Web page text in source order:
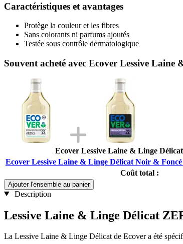
Caractéristiques et avantages
Protège la couleur et les fibres
Sans colorants ni parfums ajoutés
Testée sous contrôle dermatologique
Souvent acheté avec Ecover Lessive
Ecover Lessive Laine & Linge
Ecover Lessive Laine & Linge Délicat Noir &
Coût total :
Ajouter l'ensemble au panier
Description
Lessive Laine & Linge Délicat
La Lessive Laine & Linge Délicat de Ecover a été